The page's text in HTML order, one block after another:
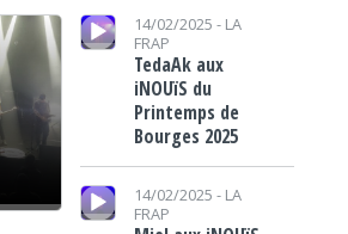
Lecteur audio 14/02/2025 - LA
FRAP
TedaAk aux
iNOUïS du
Printemps de
Bourges 2025
Lecteur audio
14/02/2025 - LA
FRAP